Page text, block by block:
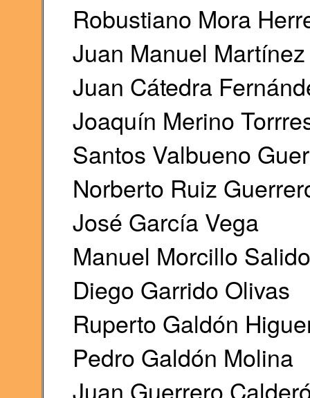
Robustiano Mora
Juan Manuel
Juan Cátedra
Joaquín Merino
Santos Valbueno
Norberto Ruiz
José García Vega
Manuel Morcillo Salido
Diego Garrido Olivas
Ruperto Galdón
Pedro Galdón Molina
Juan Guerrero